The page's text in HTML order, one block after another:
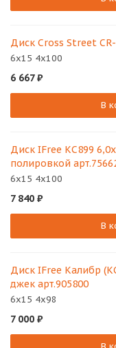
Диск Cross Street
6x15 4x100
6 667₽
В
Диск IFree КС899
полировкой
6x15 4x100
7 840 ₽
В
Диск IFree Калибр
джек арт.905800
6x15 4x98
7 000 ₽